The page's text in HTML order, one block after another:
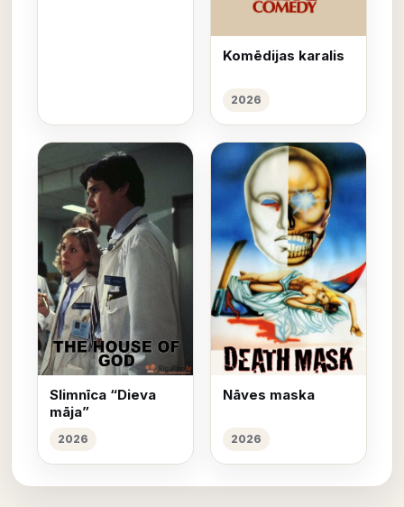
Komēdijas karalis
2026
Slimnīca “Dieva
māja”
2026
Nāves maska
2026